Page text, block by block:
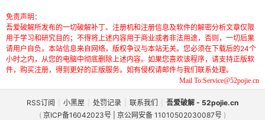
免责声明：
吾爱破解所发布的一切破解补丁、注册机和注册信息及软件的解密分析文章仅限
用于学习和研究目的；不得将上述内容用于商业或者非法用途，否则，一切后果
请用户自负。本站信息来自网络，版权争议与本站无关。您必须在下载后的24个
小时之内，从您的电脑中彻底删除上述内容。如果您喜欢该程序，请支持正版软
件，购买注册，得到更好的正版服务。如有侵权请邮件与我们联系处理。
Mail To:Service@52pojie.cn
RSS订阅 小黑屋 处罚记录 联系我们
吾爱破解 - 52pojie.cn
( 京ICP备16042023号 | 京公网安备 11010502030087号 )